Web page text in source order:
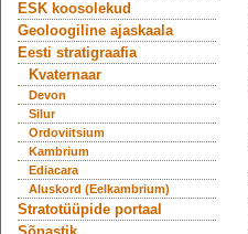
ESK koosolekud
Geoloogiline ajaskaala
Eesti stratigraafia
Kvaternaar
Devon
Silur
Ordoviitsium
Kambrium
Ediacara
Aluskord (Eelkambrium)
Stratotüüpide portaal